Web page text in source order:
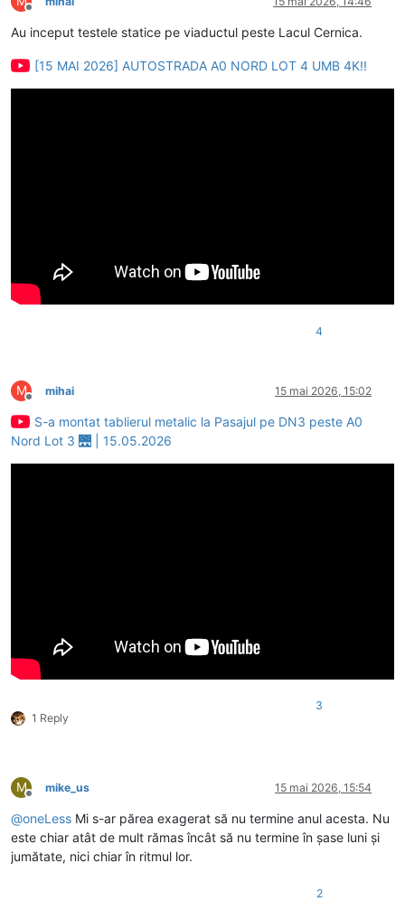
Deconectat
Au inceput testele statice pe viaductul peste Lacul Cernica.
[15 MAI 2026] AUTOSTRADA A0 NORD LOT 4 UMB 4K!!
4
M
Deconectat
mihai 15 mai 2026, 15:02
S-a montat tablierul metalic la Pasajul pe DN3 peste A0
Nord Lot 3 🌉 | 15.05.2026
1 Reply
3
M
Deconectat
mike_us 15 mai 2026, 15:54
@oneLess Mi s-ar părea exagerat să nu termine anul acesta. Nu
este chiar atât de mult rămas încât să nu termine în șase luni și
jumătate, nici chiar în ritmul lor.
2